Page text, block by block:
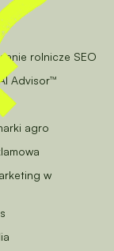
rolnicze SEO
Advisor™
agro
w